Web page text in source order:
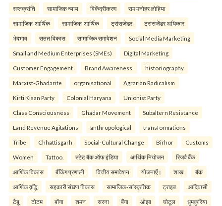
सप्तक्रांति सामाजिक न्याय विकेंद्रीकरण राम मनोहर लोहिया
सामाजिक-आर्थिक सामाजिक-आर्थिक ट्रांसजेंडर ट्रांसजेंडर अधिकार
भेदभाव सतत विकास सामाजिक समावेशन Social Media Marketing
Small and Medium Enterprises (SMEs) Digital Marketing
Customer Engagement Brand Awareness. historiography
Marxist-Ghadarite organisational Agrarian Radicalism
Kirti Kisan Party Colonial Haryana Unionist Party
Class Consciousness Ghadar Movement Subaltern Resistance
Land Revenue Agitations anthropological transformations
Tribe Chhattisgarh Social-Cultural Change Birhor Customs
Women Tattoo. स्टेट बैंक ऑफ इंडिया आर्थिक नियोजन रिजर्व बैंक
आर्थिक विकास बैंकिंग प्रणाली वित्तीय समावेशन योजनाऐं। शाख बैंक
आर्थिक वृद्धि सहकारी संख्या विकास सामाजिक-सांस्कृतिक ट्राइब आदिवासी
टैबू टोटम बोंगा शमन सरना बैंगा ओझा घोटूल धुमकुरिया